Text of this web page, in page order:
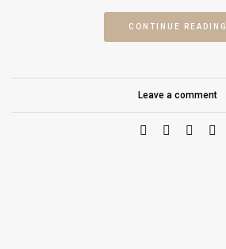
CONTINUE READING
Leave a comment